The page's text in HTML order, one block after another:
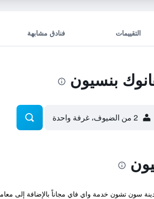
التقييمات فنادق مشابهة
بنسيون
2 من الضيوف، غرفة واحدة